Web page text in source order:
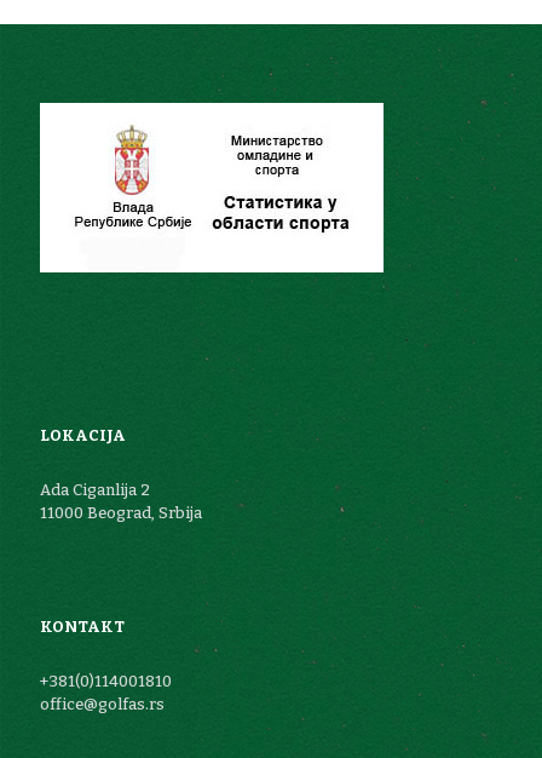
LOKACIJA
Ada Ciganlija 2
11000 Beograd, Srbija
KONTAKT
+381(0)114001810
office@golfas.rs